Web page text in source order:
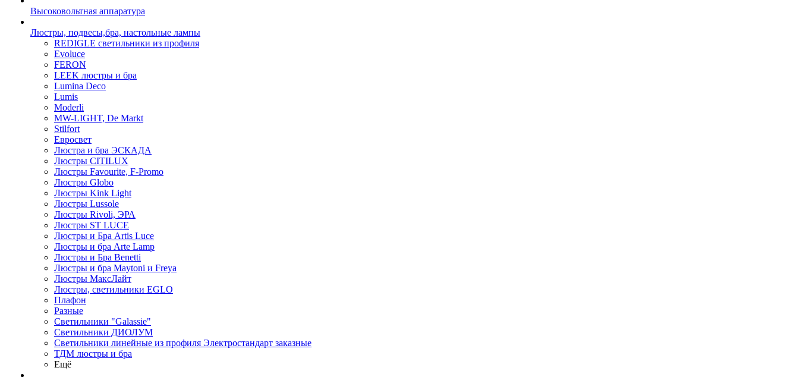
Высоковольтная аппаратура
Люстры, подвесы,бра, настольные лампы
REDIGLE светильники из профиля
Evoluce
FERON
LEEK люстры и бра
Lumina Deco
Lumis
Moderli
MW-LIGHT, De Markt
Stilfort
Евросвет
Люстра и бра ЭСКАДА
Люстры CITILUX
Люстры Favourite, F-Promo
Люстры Globo
Люстры Kink Light
Люстры Lussole
Люстры Rivoli, ЭРА
Люстры ST LUCE
Люстры и Бра Artis Luce
Люстры и бра Arte Lamp
Люстры и Бра Benetti
Люстры и бра Maytoni и Freya
Люстры МаксЛайт
Люстры, светильники EGLO
Плафон
Разные
Светильники "Galassie"
Светильники ДИОЛУМ
Светильники линейные из профиля Электростандарт заказные
ТДМ люстры и бра
Ещё